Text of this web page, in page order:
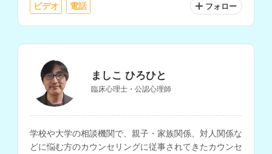
ビデオ 電話 フォロー
ましこ ひろひと
臨床心理士・公認心理師
学校や大学の相談機関で、親子・家族関係、対人関係な
どに悩む方のカウンセリングに従事されてきたカウンセ